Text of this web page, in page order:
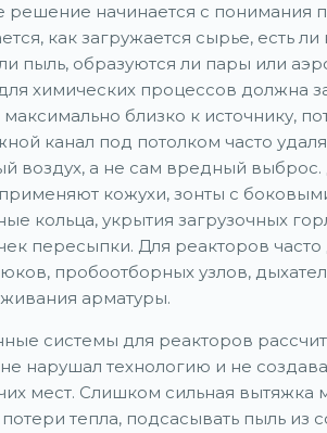
начинается с понимания
как загружается сырье, есть ли
пыль, образуются ли пары или
химических процессов должна
близко к источнику,
канал под потолком часто
воздух, а не сам вредный выброс.
кожухи, зонты с
кольца, укрытия загрузочных
пересыпки. Для реакторов
пробоотборных узлов,
арматуры.
системы для реакторов
нарушал технологию и не
мест. Слишком сильная вытяжка
тепла, подсасывать пыль из